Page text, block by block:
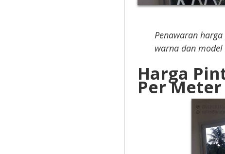
Penawaran
warna dan model
Harga
Per Meter